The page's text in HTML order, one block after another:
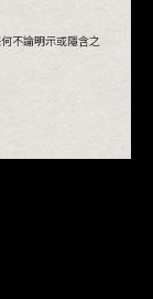
不論明示或隱含之